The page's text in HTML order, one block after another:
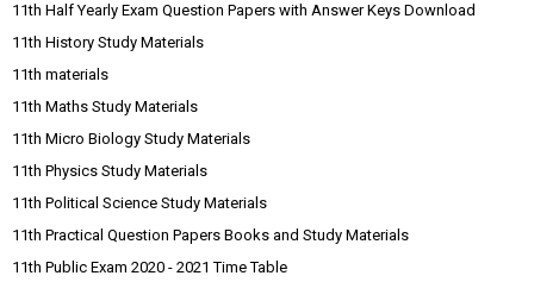
11th Half Yearly Exam Question Papers with Answer Keys Download
11th History Study Materials
11th materials
11th Maths Study Materials
11th Micro Biology Study Materials
11th Physics Study Materials
11th Political Science Study Materials
11th Practical Question Papers Books and Study Materials
11th Public Exam 2020 - 2021 Time Table